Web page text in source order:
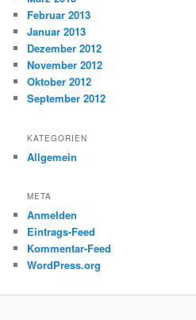
Februar 2013
Januar 2013
Dezember 2012
November 2012
Oktober 2012
September 2012
KATEGORIEN
Allgemein
META
Anmelden
Eintrags-Feed
Kommentar-Feed
WordPress.org